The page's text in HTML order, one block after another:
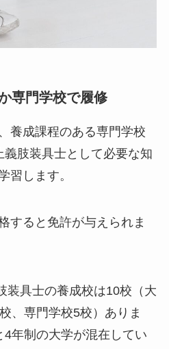
専門学校で履修
養成課程のある専門学校
肢装具士として必要な知
習します。
すると免許が与えられま
装具士の養成校は10校（大
、専門学校5校）ありま
年制の大学が混在してい